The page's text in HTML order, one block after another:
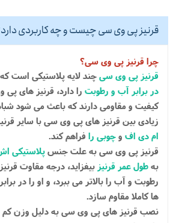
قرنیز پی وی سی چیست و چه کاربردی
چرا قرنیز پی وی سی؟
قرنیز پی وی سیچند لایه پلاستیکی است
در برابر آب و رطوبت را دارد، قرنیز های
کیفیت و مقاومی دارند که باعث می شود
زیادی بین قرنیز های پی وی سی با سایر
ام دی اف وچوبی را فراهم کند.
قرنیز پی وی سی به علت جنسپلاستیکی
بهطول عمر قرنیز بیفزاید، درجه مقاوت
رطوبت و آب را بالاتر می ببرد، و او را در برابر
ها کاملا مقاوم سازد.
نصب قرنیز های پی وی سی به دلیل وزن کم